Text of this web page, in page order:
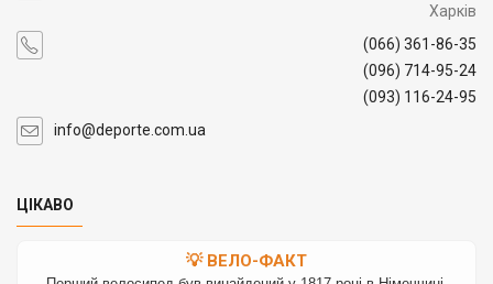
Харків
(066) 361-86-35
(096) 714-95-24
(093) 116-24-95
info@deporte.com.ua
ЦІКАВО
💡 ВЕЛО-ФАКТ